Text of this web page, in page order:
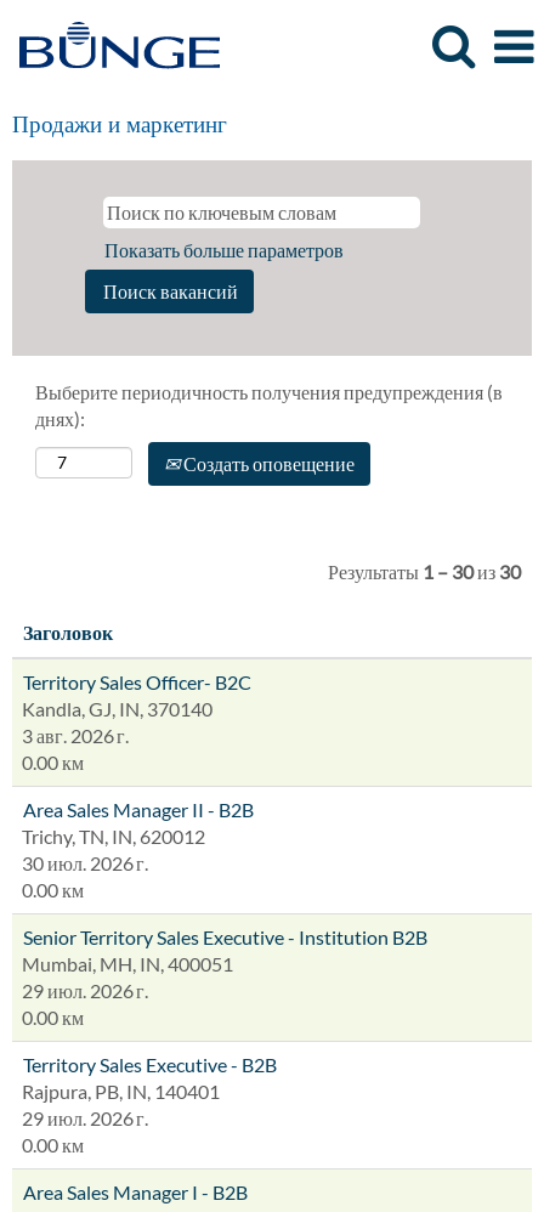
Продажи и маркетинг
Показать больше параметров
Выберите периодичность получения предупреждения (в
днях):
Создать оповещение
Результаты 1 – 30из 30
Заголовок
Territory Sales Officer- B2C
Kandla, GJ, IN, 370140
3 авг. 2026 г.
0.00 км
Area Sales Manager II - B2B
Trichy, TN, IN, 620012
30 июл. 2026 г.
0.00 км
Senior Territory Sales Executive - Institution B2B
Mumbai, MH, IN, 400051
29 июл. 2026 г.
0.00 км
Territory Sales Executive - B2B
Rajpura, PB, IN, 140401
29 июл. 2026 г.
0.00 км
Area Sales Manager I - B2B